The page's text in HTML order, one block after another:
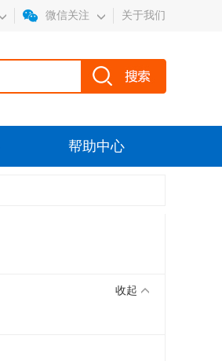
微信关注 关于我们
帮助中心
收起